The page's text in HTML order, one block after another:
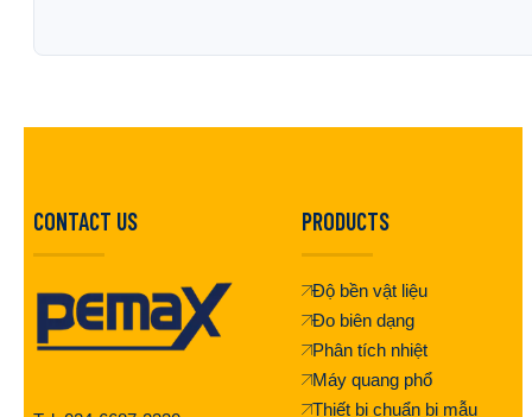
CONTACT US PRODUCTS
Độ bền vật liệu
Đo biên dạng
Phân tích nhiệt
Máy quang phổ
Thiết bị chuẩn bị mẫu